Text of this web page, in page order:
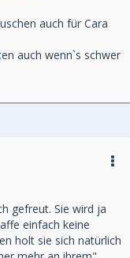
auch für Cara
auch wenn`s schwer
gefreut. Sie wird ja
einfach keine
holt sie sich natürlich